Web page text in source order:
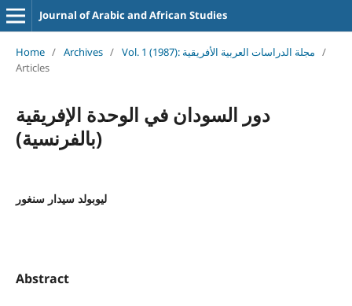
Journal of Arabic and African Studies
Home / Archives / Vol. 1 (1987): مجلة الدراسات العربية الأفريقية /
Articles
دور السودان في الوحدة الإفريقية
(بالفرنسية)
ليوبولد سيدار سنغور
Abstract